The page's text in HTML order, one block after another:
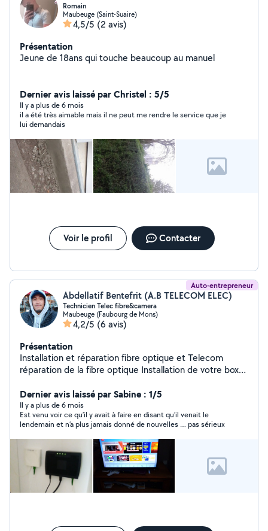
Romain
Maubeuge (Saint-Suaire)
4,5/5 (2 avis)
Présentation
Jeune de 18ans qui touche beaucoup au manuel
Dernier avis laissé par Christel : 5/5
Il y a plus de 6 mois
il a été très aimable mais il ne peut me rendre le service que je
lui demandais
Voir le profil Contacter
Auto-entrepreneur
Abdellatif Bentefrit (A.B TELECOM ELEC)
Technicien Telec fibre&camera
Maubeuge (Faubourg de Mons)
4,2/5 (6 avis)
Présentation
Installation et réparation fibre optique et Telecom
réparation de la fibre optique Installation de votre box
12 ans d'expériences Je fais aussi de l'électricité
installation de prise interrupteur et caméra etc..
Dernier avis laissé par Sabine : 1/5
Il y a plus de 6 mois
Est venu voir ce qu’il y avait à faire en disant qu’il venait le
lendemain et n’a plus jamais donné de nouvelles … pas sérieux